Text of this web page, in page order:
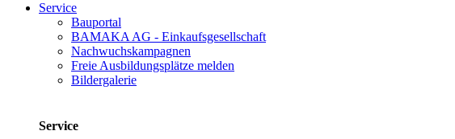
Service
Bauportal
BAMAKA AG - Einkaufsgesellschaft
Nachwuchskampagnen
Freie Ausbildungsplätze melden
Bildergalerie
Service